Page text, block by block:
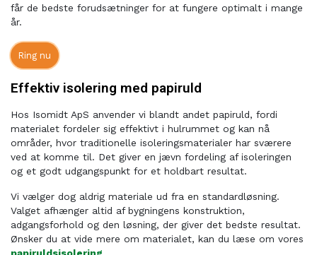
får de bedste forudsætninger for at fungere optimalt i mange
år.
Ring nu
Effektiv isolering med papiruld
Hos Isomidt ApS anvender vi blandt andet papiruld, fordi
materialet fordeler sig effektivt i hulrummet og kan nå
områder, hvor traditionelle isoleringsmaterialer har sværere
ved at komme til. Det giver en jævn fordeling af isoleringen
og et godt udgangspunkt for et holdbart resultat.
Vi vælger dog aldrig materiale ud fra en standardløsning.
Valget afhænger altid af bygningens konstruktion,
adgangsforhold og den løsning, der giver det bedste resultat.
Ønsker du at vide mere om materialet, kan du læse om vores